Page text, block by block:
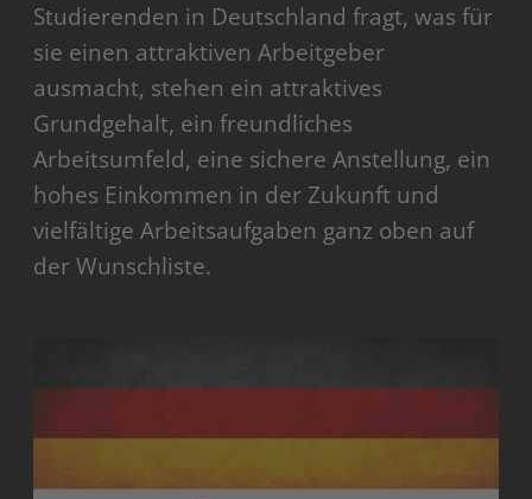
Studierenden in Deutschland fragt, was für
sie einen attraktiven Arbeitgeber
ausmacht, stehen ein attraktives
Grundgehalt, ein freundliches
Arbeitsumfeld, eine sichere Anstellung, ein
hohes Einkommen in der Zukunft und
vielfältige Arbeitsaufgaben ganz oben auf
der Wunschliste.